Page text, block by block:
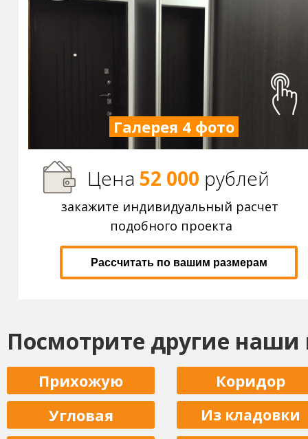
Галерея 4 фото
закажите индивидуальный расчет
подобного проекта
Коридор
Цена 52 000 рублей
Прихожую
Из кладовки
Посмотрите другие наши
Угловая
Рассчитать по вашим размерам